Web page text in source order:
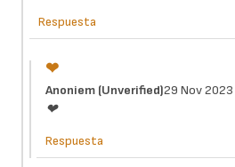
Respuesta
❤
Anoniem (unverified)29 Nov 2023
❤
Respuesta